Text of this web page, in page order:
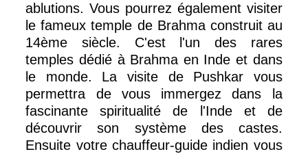
ablutions. Vous pourrez également visiter
le fameux temple de Brahma construit au
14ème siècle. C'est l'un des rares
temples dédié à Brahma en Inde et dans
le monde. La visite de Pushkar vous
permettra de vous immergez dans la
fascinante spiritualité de l'Inde et de
découvrir son système des castes.
Ensuite votre chauffeur-guide indien vous